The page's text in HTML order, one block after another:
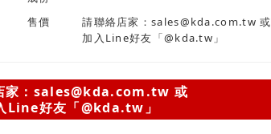
售價
請聯絡店家：sales@kda.com.tw或
加入Line好友「@kda.tw」
家：sales@kda.com.tw 或
Line好友「@kda.tw」